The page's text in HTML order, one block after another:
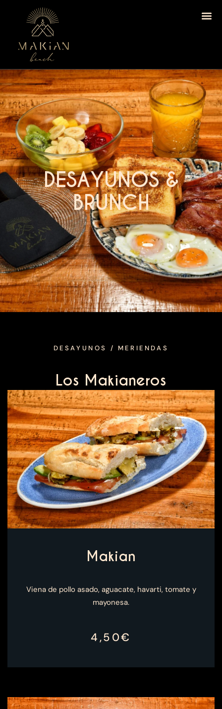
DESAYUNOS &
BRUNCH
DESAYUNOS / MERIENDAS
Los Makianeros
Makian
Viena de pollo asado, aguacate, havarti, tomate y
mayonesa.
4,50€